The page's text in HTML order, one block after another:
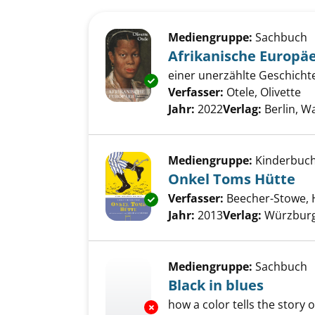
Exemplar-Details von
Mediengruppe: Sachbuch
Afrikanische
einer unerzählte
Verfasser: Otele, Olivette
Jahr: 2022Verlag: Berlin,
Exemplar-Details von Onkel
Mediengruppe:
Onkel Toms Hütte
Verfasser: Beecher-Stowe,
Jahr: 2013Verlag:
Exemplar-Details von Black in
Mediengruppe: Sachbuch
Black in blues
how a color tells the story